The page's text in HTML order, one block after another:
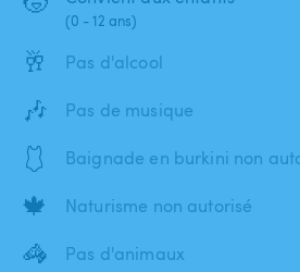
(0 - 12 ans)
🥂 Pas d'alcool
🎶 Pas de musique
🩱 Baignade en burkini non
🍁 Naturisme non autorisé
🦓 Pas d'animaux